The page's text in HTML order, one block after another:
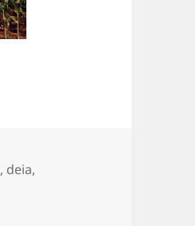
, deia,